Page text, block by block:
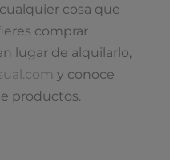
cosa que
comprar
lugar de alquilarlo,
y conoce
productos.